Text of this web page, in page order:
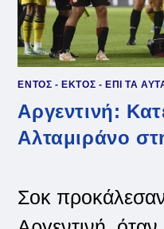
ΕΝΤΟΣ - ΕΚΤΟΣ - ΕΠΙ ΤΑ
Αργεντινή:
Αλταμιράνο
Σοκ